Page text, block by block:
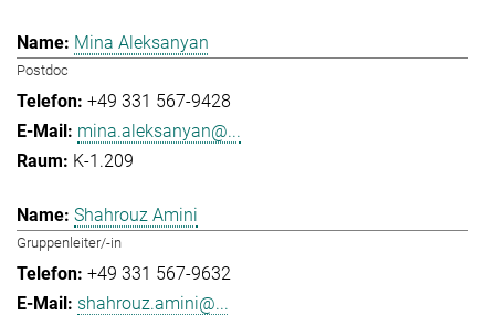
Mina Aleksanyan
Postdoc
+49 331 567-9428
mina.aleksanyan@...
K-1.209
Shahrouz Amini
Gruppenleiter/-in
+49 331 567-9632
shahrouz.amini@...